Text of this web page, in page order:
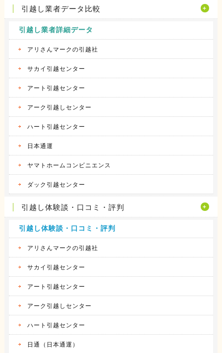
引越し業者データ比較
引越し業者詳細データ
アリさんマークの引越社
サカイ引越センター
アート引越センター
アーク引越しセンター
ハート引越センター
日本通運
ヤマトホームコンビニエンス
ダック引越センター
引越し体験談・口コミ・評判
引越し体験談・口コミ・評判
アリさんマークの引越社
サカイ引越センター
アート引越センター
アーク引越しセンター
ハート引越センター
日通（日本通運）